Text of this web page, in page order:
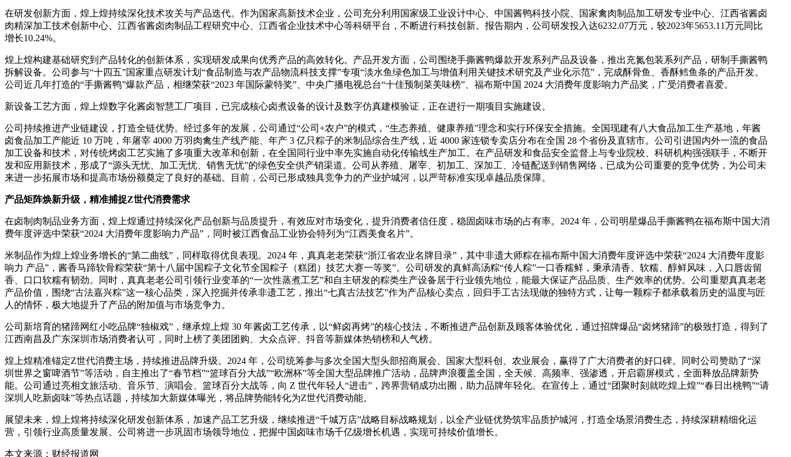
在研发创新方面，煌上煌持续深化技术攻关与产品迭代。作为国家高新技术企业，公司充分利用国家级工业设计中心、中国酱鸭科技小院、国家禽肉制品加工研发专业中心、江西省酱卤
肉精深加工技术创新中心、江西省酱卤肉制品工程研究中心、江西省企业技术中心等科研平台，不断进行科技创新。报告期内，公司研发投入达6232.07万元，较2023年5653.11万元同比
增长10.24%。
煌上煌构建基础研究到产品转化的创新体系，实现研发成果向优秀产品的高效转化。产品开发方面，公司围绕手撕酱鸭爆款开发系列产品及设备，推出充氮包装系列产品，研制手撕酱鸭
拆解设备。公司参与“十四五”国家重点研发计划“食品制造与农产品物流科技支撑”专项“淡水鱼绿色加工与增值利用关键技术研究及产业化示范”，完成酥骨鱼、香酥鳕鱼条的产品开发。
公司近几年打造的“手撕酱鸭”爆款产品，相继荣获“2023 年国际蒙特奖”、中央广播电视总台“十佳预制菜美味榜”、福布斯中国 2024 大消费年度影响力产品奖，广受消费者喜爱。
新设备工艺方面，煌上煌数字化酱卤智慧工厂项目，已完成核心卤煮设备的设计及数字仿真建模验证，正在进行一期项目实施建设。
公司持续推进产业链建设，打造全链优势。经过多年的发展，公司通过“公司+农户”的模式，“生态养殖、健康养殖”理念和实行环保安全措施。全国现建有八大食品加工生产基地，年酱
卤食品加工产能近 10 万吨，年屠宰 4000 万羽肉禽生产线产能、年产 3 亿只粽子的米制品综合生产线，近 4000 家连锁专卖店分布在全国 28 个省份及直辖市。公司引进国内外一流的食品
加工设备和技术，对传统烤卤工艺实施了多项重大改革和创新，在全国同行业中率先实施自动化传输线生产加工。在产品研发和食品安全监督上与专业院校、科研机构强强联手，不断开
发和应用新技术，形成了“源头无忧、加工无忧、销售无忧”的绿色安全供产销渠道。公司从养殖、屠宰、初加工、深加工、冷链配送到销售网络，已成为公司重要的竞争优势，为公司未
来进一步拓展市场和提高市场份额奠定了良好的基础。目前，公司已形成独具竞争力的产业护城河，以严苛标准实现卓越品质保障。
产品矩阵焕新升级 ，精准捕捉Z世代消费需求
在卤制肉制品业务方面，煌上煌通过持续深化产品创新与品质提升，有效应对市场变化，提升消费者信任度，稳固卤味市场的占有率。2024 年，公司明星爆品手撕酱鸭在福布斯中国大消
费年度评选中荣获“2024 大消费年度影响力产品”，同时被江西食品工业协会特列为“江西美食名片”。
米制品作为煌上煌业务增长的“第二曲线”，同样取得优良表现。2024 年，真真老老荣获“浙江省农业名牌目录”，其中非遗大师粽在福布斯中国大消费年度评选中荣获“2024 大消费年度影
响力 产品”，酱香马蹄软骨粽荣获“第十八届中国粽子文化节全国粽子（糕团）技艺大赛一等奖”。公司研发的真鲜高汤粽“传人粽”一口香糯鲜，秉承清香、软糯、醇鲜风味，入口唇齿留
香、口口软糯有韧劲。同时，真真老老公司引领行业变革的“一次性蒸煮工艺”和自主研发的粽类生产设备居于行业领先地位，能最大保证产品品质、生产效率的优势。公司重塑真真老老
产品价值，围绕“古法嘉兴粽”这一核心品类，深入挖掘并传承非遗工艺，推出“七真古法技艺”作为产品核心卖点，回归手工古法现做的独特方式，让每一颗粽子都承载着历史的温度与匠
人的情怀，极大地提升了产品的附加值与市场竞争力。
公司新培育的猪蹄网红小吃品牌“独椒戏”，继承煌上煌 30 年酱卤工艺传承，以“鲜卤再烤”的核心技法，不断推进产品创新及顾客体验优化，通过招牌爆品“卤烤猪蹄”的极致打造，得到了
江西南昌及广东深圳市场消费者认可，同时上榜了美团团购、大众点评、抖音等新媒体热销榜和人气榜。
煌上煌精准锚定Z世代消费主场，持续推进品牌升级。2024 年，公司统筹参与多次全国大型头部招商展会、国家大型科创、农业展会，赢得了广大消费者的好口碑。同时公司赞助了“深
圳世界之窗啤酒节”等活动，自主推出了“春节档”“篮球百分大战”“欧洲杯”等全国大型品牌推广活动，品牌声浪覆盖全国，全天候、高频率、强渗透，开启霸屏模式，全面释放品牌新势
能。公司通过亮相文旅活动、音乐节、演唱会、篮球百分大战等，向 Z 世代年轻人“进击”，跨界营销成功出圈，助力品牌年轻化。在宣传上，通过“团聚时刻就吃煌上煌”“春日出桃鸭”“请
深圳人吃新卤味”等热点话题，持续加大新媒体曝光，将品牌势能转化为Z世代消费动能。
展望未来，煌上煌将持续深化研发创新体系，加速产品工艺升级，继续推进“千城万店”战略目标战略规划，以全产业链优势筑牢品质护城河，打造全场景消费生态，持续深耕精细化运
营，引领行业高质量发展。公司将进一步巩固市场领导地位，把握中国卤味市场千亿级增长机遇，实现可持续价值增长。
本文来源：财经报道网